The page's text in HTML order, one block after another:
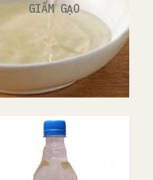
GIẤM GẠO